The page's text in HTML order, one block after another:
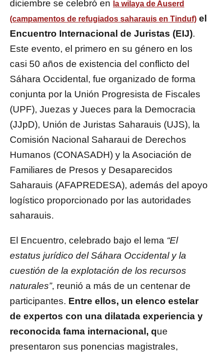
diciembre se celebró en la wilaya de Auserd
(campamentos de refugiados saharauis en Tinduf) el
Encuentro Internacional de Juristas (EIJ).
Este evento, el primero en su género en los
casi 50 años de existencia del conflicto del
Sáhara Occidental, fue organizado de forma
conjunta por la Unión Progresista de Fiscales
(UPF), Juezas y Jueces para la Democracia
(JJpD), Unión de Juristas Saharauis (UJS), la
Comisión Nacional Saharaui de Derechos
Humanos (CONASADH) y la Asociación de
Familiares de Presos y Desaparecidos
Saharauis (AFAPREDESA), además del apoyo
logístico proporcionado por las autoridades
saharauis.
El Encuentro, celebrado bajo el lema “El
estatus jurídico del Sáhara Occidental y la
cuestión de la explotación de los recursos
naturales”, reunió a más de un centenar de
participantes. Entre ellos, un elenco estelar
de expertos con una dilatada experiencia y
reconocida fama internacional, que
presentaron sus ponencias magistrales,